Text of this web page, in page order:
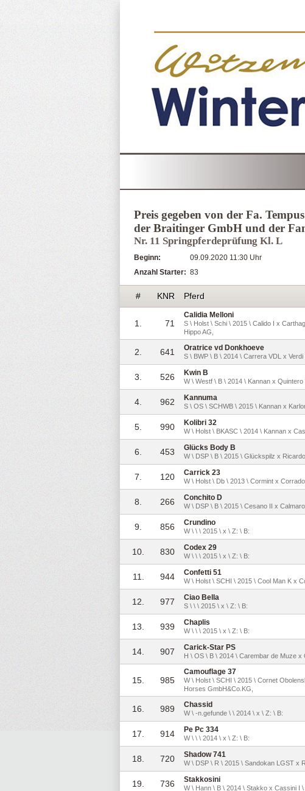
Preis gegeben von der Fa.
der Braitinger GmbH und der
Nr. 11 Springpferdeprüfung Kl. L
Beginn:
09.09.2020 11:30 Uhr
Anzahl Starter: 83
# KNR Pferd
1. 71
Calidia Melloni
S \ Holst \ Schi \ 2015 \ Calido I x
Hippo AG,
2. 641 Oratrice vd Donkhoeve
S \ BWP \ B \ 2014 \ Carrera VDL x
3. 526 Kwin B
W \ Westf \ B \ 2014 \ Kannan x
4. 962 Kannuma
S \ OS \ SCHWB \ 2015 \ Kannan x
5. 990 Kolibri 32
W \ Holst \ BKASC \ 2014 \ Kannan x
6. 453 Glücks Body B
W \ DSP \ B \ 2015 \ Glückspilz x
7. 120 Carrick 23
W \ Holst \ Db \ 2013 \ Cormint x
8. 266 Conchito D
W \ DSP \ B \ 2015 \ Cesano II x
9. 856 Crundino
W \ \ \ 2015 \ x \ Z: \ B:
10. 830 Codex 29
W \ \ \ 2015 \ x \ Z: \ B:
11. 944 Confetti 51
W \ Holst \ SCHI \ 2015 \ Cool Man K x
12. 977 Ciao Bella
S \ \ \ 2015 \ x \ Z: \ B:
13. 939 Chaplis
W \ \ \ 2015 \ x \ Z: \ B:
14. 907 Carick-Star PS
H \ OS \ B \ 2014 \ Carembar de Muze
15. 985
Camouflage 37
W \ Holst \ SCHI \ 2015 \ Cornet
Horses GmbH&Co.KG,
16. 989 Chassid
W \ -n.gefunde \ \ 2014 \ x \ Z: \ B:
17. 914 Pe Pc 334
W \ \ \ 2014 \ x \ Z: \ B:
18. 720 Shadow 741
W \ DSP \ R \ 2015 \ Sandokan LGST x
19. 736 Stakkosini
W \ Hann \ B \ 2014 \ Stakko x Cassini I